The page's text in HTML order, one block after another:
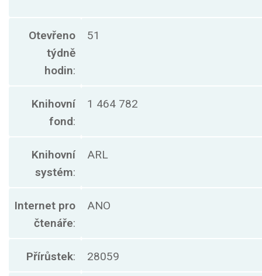
Otevřeno
týdně
hodin:
51
Knihovní
fond:
1 464 782
Knihovní
systém:
ARL
Internet pro
čtenáře:
ANO
Přírůstek: 28059